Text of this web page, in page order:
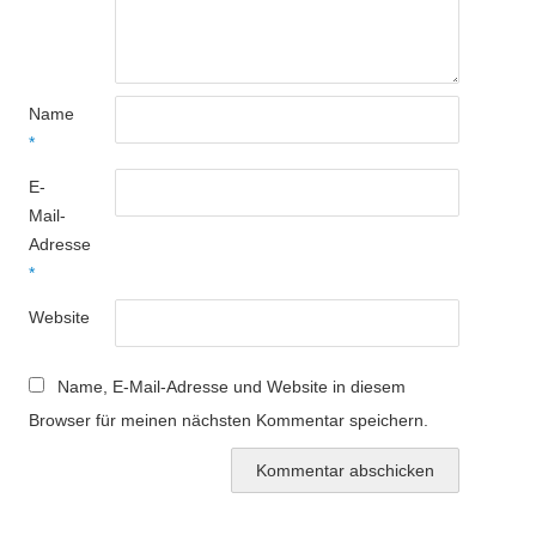
Name
*
E-
Mail-
Adresse
*
Website
Name, E-Mail-Adresse und Website in diesem
Browser für meinen nächsten Kommentar speichern.